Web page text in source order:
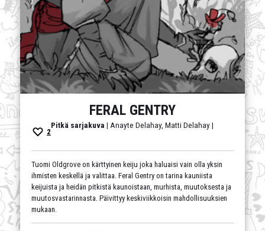
FERAL GENTRY
Pitkä sarjakuva | Anayte Delahay, Matti Delahay |
2
Tuomi Oldgrove on kärttyinen keiju joka haluaisi vain olla yksin
ihmisten keskellä ja valittaa. Feral Gentry on tarina kauniista
keijuista ja heidän pitkistä kaunoistaan, murhista, muutoksesta ja
muutosvastarinnasta. Päivittyy keskiviikkoisin mahdollisuuksien
mukaan.